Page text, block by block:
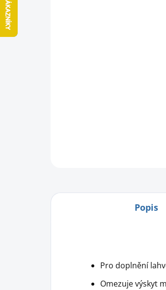
Popis
Pro doplnění
Omezuje výskyt